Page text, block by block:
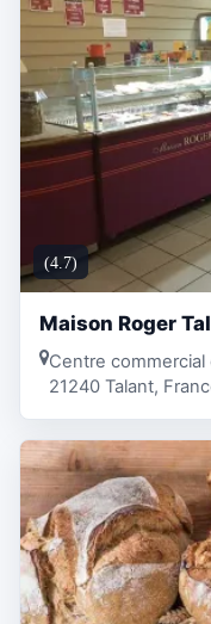
(4.7)
Maison Roger
Centre commercial
21240 Talant,